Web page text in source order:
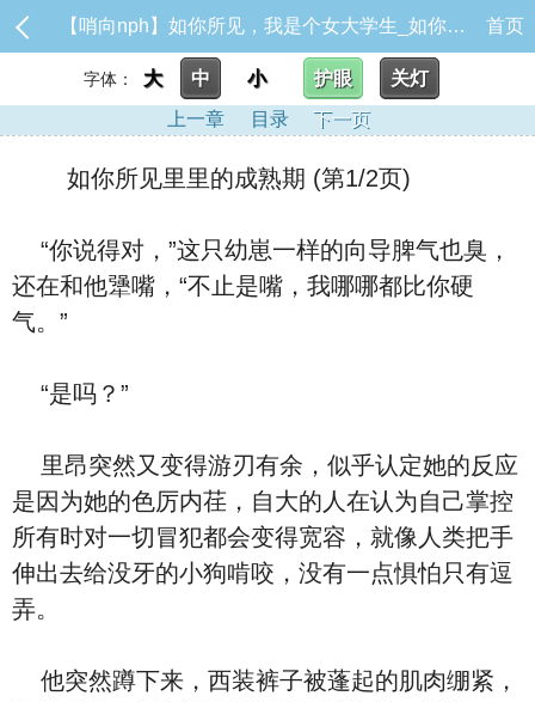
【哨向nph】如你所见，我是个女大学生_如你所见里里的成熟期 首页
字体： 大 中 小 护眼
关灯
上一章
目录 下一页
如你所见里里的成熟期 (第1/2页)
“你说得对，”这只幼崽一样的向导脾气也臭，
还在和他犟嘴，“不止是嘴，我哪哪都比你硬
气。”
“是吗？”
里昂突然又变得游刃有余，似乎认定她的反应
是因为她的色厉内荏，自大的人在认为自己掌控
所有时对一切冒犯都会变得宽容，就像人类把手
伸出去给没牙的小狗啃咬，没有一点惧怕只有逗
弄。
他突然蹲下来，西装裤子被蓬起的肌肉绷紧，